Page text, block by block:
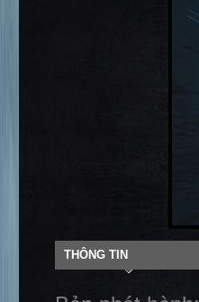
THÔNG TIN